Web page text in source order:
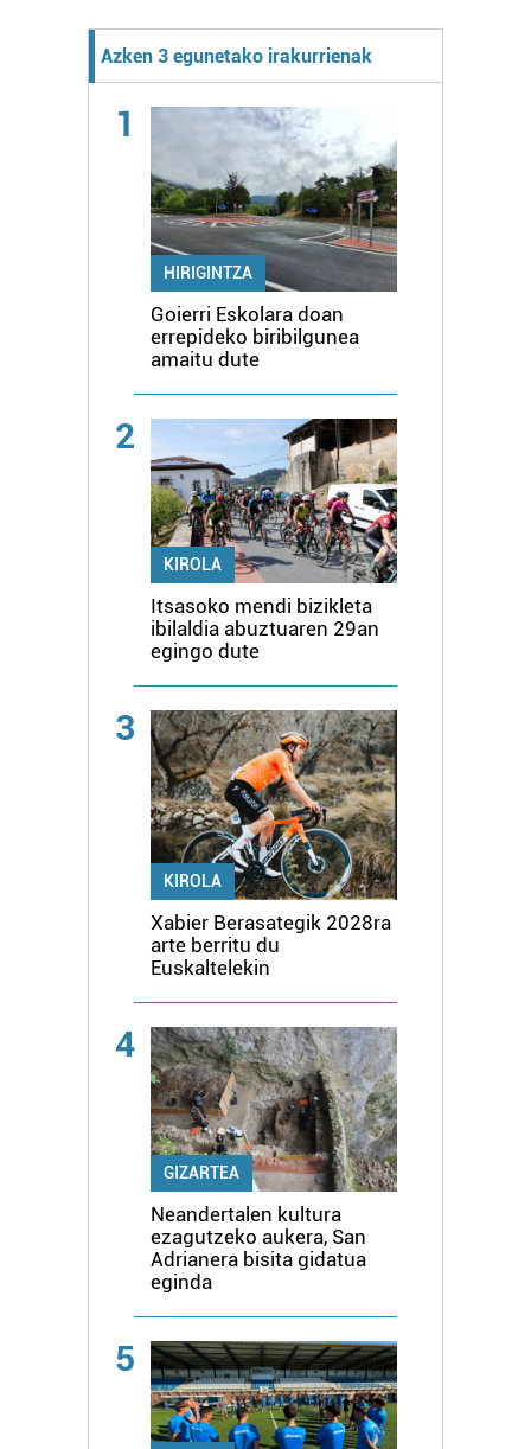
Azken 3 egunetako irakurrienak
1
HIRIGINTZA
Goierri Eskolara doan
errepideko biribilgunea
amaitu dute
2
KIROLA
Itsasoko mendi bizikleta
ibilaldia abuztuaren 29an
egingo dute
3
KIROLA
Xabier Berasategik 2028ra
arte berritu du
Euskaltelekin
4
GIZARTEA
Neandertalen kultura
ezagutzeko aukera, San
Adrianera bisita gidatua
eginda
5